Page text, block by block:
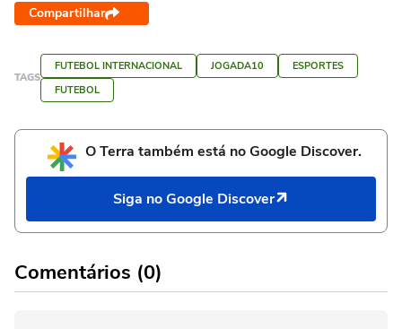
Compartilhar
TAGS
FUTEBOL INTERNACIONAL JOGADA10
ESPORTES
FUTEBOL
O Terra também está no Google Discover.
Siga no Google Discover
Comentários (0)